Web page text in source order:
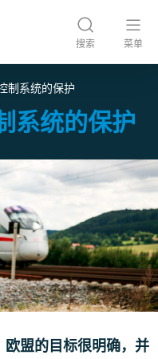
搜索 菜单
制系统的保护
系统的保护
欧盟的目标很明确，并